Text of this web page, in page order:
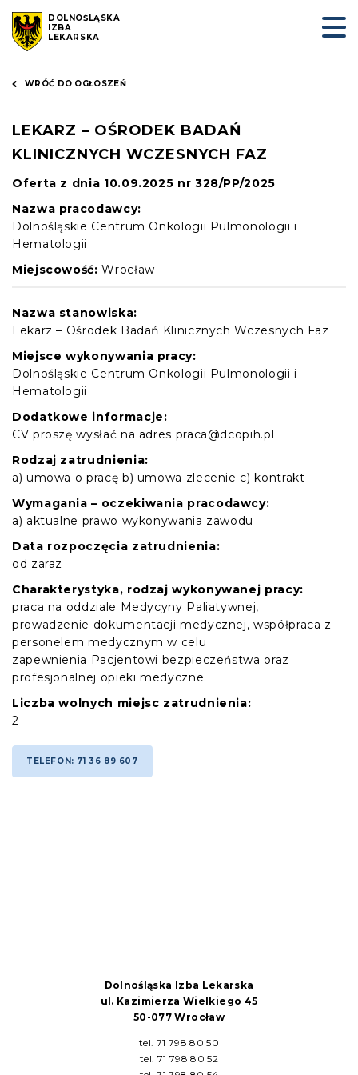
DOLNOŚLĄSKA
IZBA
LEKARSKA
WRÓĆ DO OGŁOSZEŃ
LEKARZ – OŚRODEK BADAŃ
KLINICZNYCH WCZESNYCH FAZ
Oferta z dnia 10.09.2025 nr 328/PP/2025
Nazwa pracodawcy:
Dolnośląskie Centrum Onkologii Pulmonologii i
Hematologii
Miejscowość: Wrocław
Nazwa stanowiska:
Lekarz – Ośrodek Badań Klinicznych Wczesnych Faz
Miejsce wykonywania pracy:
Dolnośląskie Centrum Onkologii Pulmonologii i
Hematologii
Dodatkowe informacje:
CV proszę wysłać na adres praca@dcopih.pl
Rodzaj zatrudnienia:
a) umowa o pracę b) umowa zlecenie c) kontrakt
Wymagania – oczekiwania pracodawcy:
a) aktualne prawo wykonywania zawodu
Data rozpoczęcia zatrudnienia:
od zaraz
Charakterystyka, rodzaj wykonywanej pracy:
praca na oddziale Medycyny Paliatywnej,
prowadzenie dokumentacji medycznej, współpraca z
personelem medycznym w celu
zapewnienia Pacjentowi bezpieczeństwa oraz
profesjonalnej opieki medyczne.
Liczba wolnych miejsc zatrudnienia:
2
TELEFON: 71 36 89 607
Dolnośląska Izba Lekarska
ul. Kazimierza Wielkiego 45
50-077 Wrocław
tel. 71 798 80 50
tel. 71 798 80 52